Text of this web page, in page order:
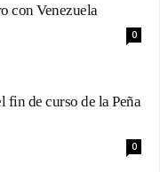
con Venezuela
0
fin de curso de la Peña
0